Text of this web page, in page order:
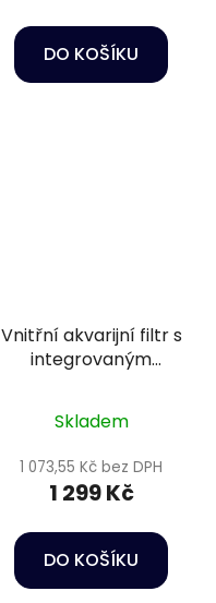
DO KOŠÍKU
Vnitřní akvarijní filtr s
integrovaným
50
Skladem
1 073,55 Kč bez DPH
1 299 Kč
DO KOŠÍKU